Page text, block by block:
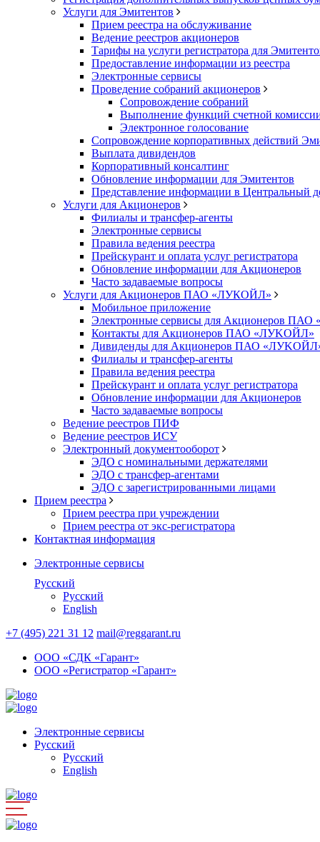
Услуги для Эмитентов
Прием реестра на обслуживание
Ведение реестров акционеров
Тарифы на услуги регистратора для
Предоставление информации из реестра
Электронные сервисы
Проведение собраний акционеров
Сопровождение собраний
Выполнение функций счетной
Электронное голосование
Сопровождение корпоративных действий
Выплата дивидендов
Корпоративный консалтинг
Обновление информации для Эмитентов
Представление информации в Центральный
Услуги для Акционеров
Филиалы и трансфер-агенты
Электронные сервисы
Правила ведения реестра
Прейскурант и оплата услуг регистратора
Обновление информации для Акционеров
Часто задаваемые вопросы
Услуги для Акционеров ПАО «ЛУКОЙЛ»
Мобильное приложение
Электронные сервисы для Акционеров
Контакты для Акционеров ПАО «ЛУKOЙЛ»
Дивиденды для Акционеров ПАО
Филиалы и трансфер-агенты
Правила ведения реестра
Прейскурант и оплата услуг регистратора
Обновление информации для Акционеров
Часто задаваемые вопросы
Ведение реестров ПИФ
Ведение реестров ИСУ
Электронный документооборот
ЭДО с номинальными держателями
ЭДО с трансфер-агентами
ЭДО с зарегистрированными лицами
Прием реестра
Прием реестра при учреждении
Прием реестра от экс-регистратора
Контактная информация
Электронные сервисы
Русский
Русский
English
+7 (495) 221 31 12 mail@reggarant.ru
ООО «СДК «Гарант»
ООО «Регистратор «Гарант»
Электронные сервисы
Русский
Русский
English